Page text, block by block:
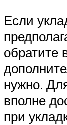
Если
обратите
нужно.
вполне
при